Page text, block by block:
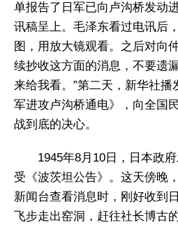
单报告了日军已向卢沟桥发动
讯稿呈上。毛泽东看过电讯后
图，用放大镜观看。之后对向
续抄收这方面的消息，不要遗
来给我看。”第二天，新华社播
军进攻卢沟桥通电》，向全国
战到底的决心。
1945年8月10日，日本政
受《波茨坦公告》。这天傍晚
新闻台查看消息时，刚好收到
飞步走出窑洞，赶往社长博古